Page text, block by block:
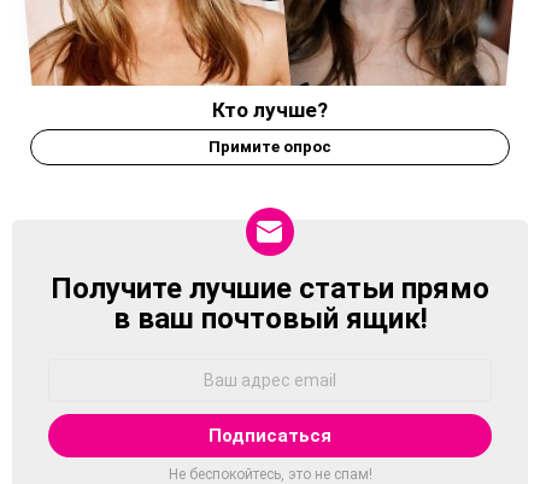
Кто лучше?
Примите опрос
NEWSLETTER
Получите лучшие статьи прямо
в ваш почтовый ящик!
Не беспокойтесь, это не спам!